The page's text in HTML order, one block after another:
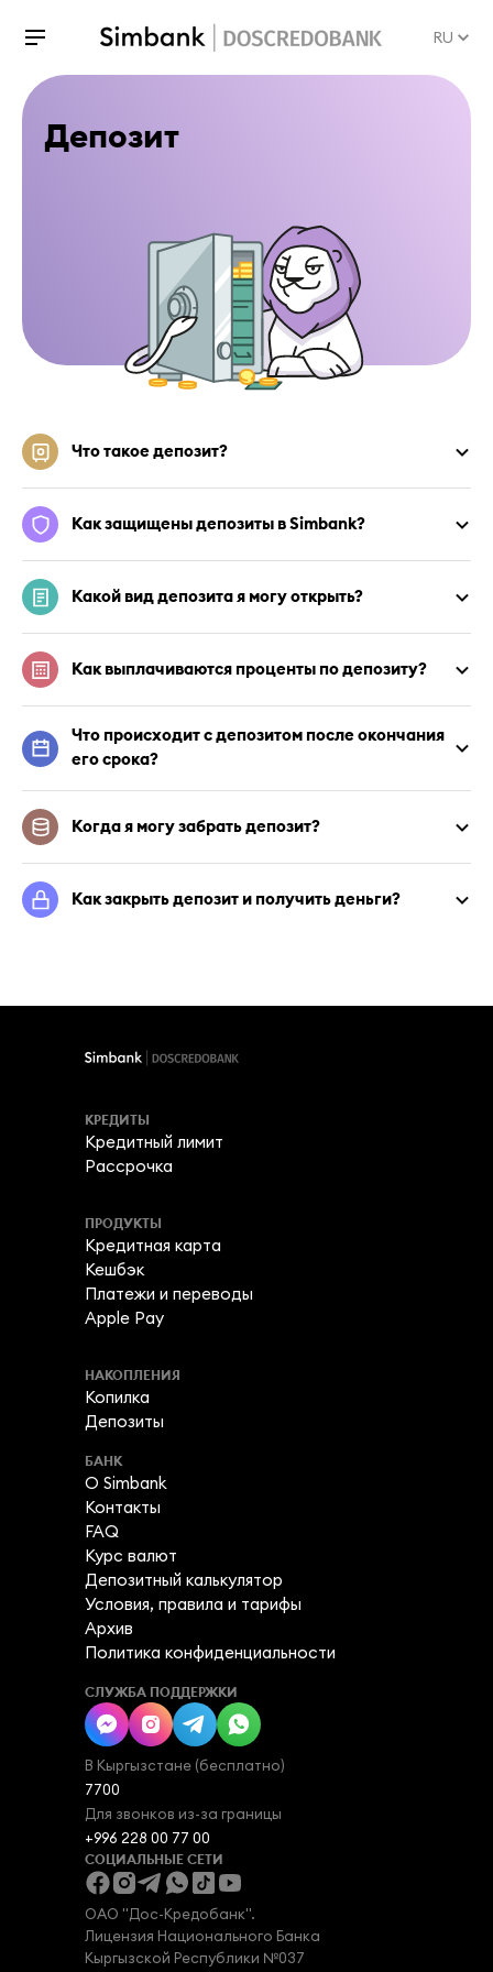
RU
Депозит
Что такое депозит?
Как защищены депозиты в Simbank?
Какой вид депозита я могу открыть?
Как выплачиваются проценты по депозиту?
Что происходит с депозитом после окончания
его срока?
Когда я могу забрать депозит?
Как закрыть депозит и получить деньги?
КРЕДИТЫ
Кредитный лимит
Рассрочка
ПРОДУКТЫ
Кредитная карта
Кешбэк
Платежи и переводы
Apple Pay
НАКОПЛЕНИЯ
Копилка
Депозиты
БАНК
О Simbank
Контакты
FAQ
Курс валют
Депозитный калькулятор
Условия, правила и тарифы
Архив
Политика конфиденциальности
СЛУЖБА ПОДДЕРЖКИ
В Кыргызстане (бесплатно)
7700
Для звонков из-за границы
+996 228 00 77 00
СОЦИАЛЬНЫЕ СЕТИ
ОАО "Дос-Кредобанк".
Лицензия Национального Банка
Кыргызской Республики №037